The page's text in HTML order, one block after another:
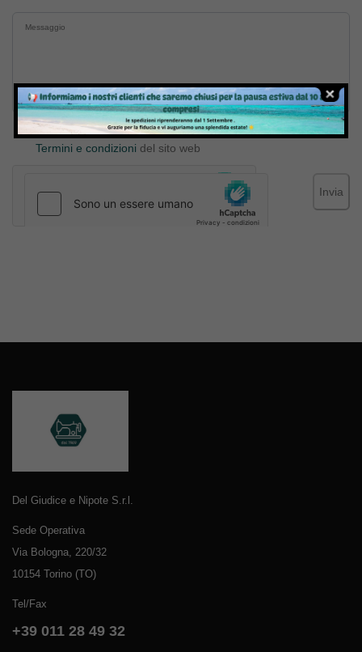
Inviando il messaggio confermo di aver letto e accettato
Termini e condizioni del sito web
Invia
Del Giudice e Nipote S.r.l.
Sede Operativa
Via Bologna, 220/32
10154 Torino (TO)
Tel/Fax
+39 011 28 49 32